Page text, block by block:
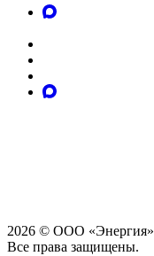
2026 © ООО «Энергия»
Все права защищены.